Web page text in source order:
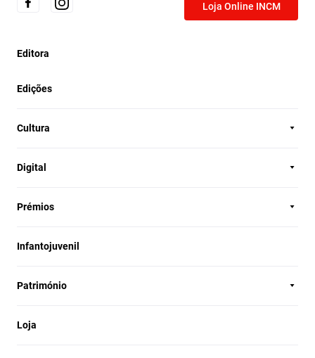
Loja Online INCM
Editora
Edições
Cultura
Digital
Prémios
Infantojuvenil
Património
Loja